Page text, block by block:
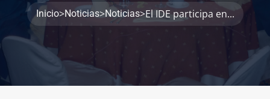
Inicio>Noticias>Noticias>El IDE participa en...